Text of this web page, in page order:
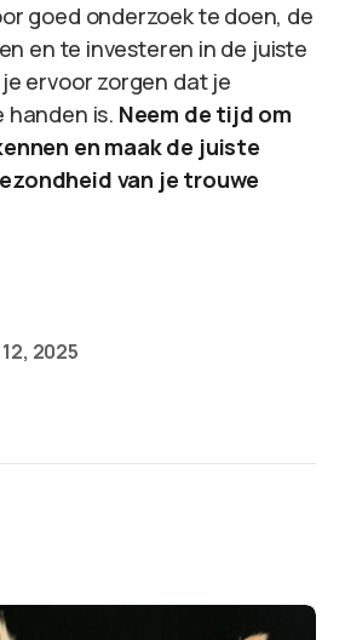
goed onderzoek te doen, de
en te investeren in de juiste
ervoor zorgen dat je
handen is. Neem de tijd om
en maak de juiste
van je trouwe
2025